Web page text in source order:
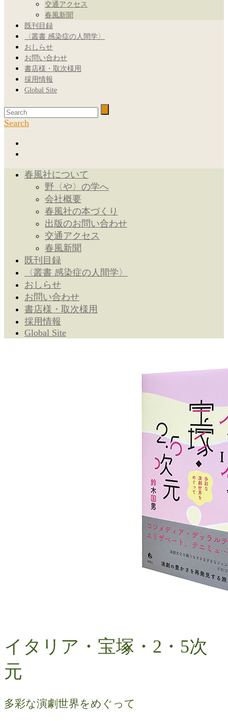
交通アクセス
春風新聞
既刊目録
〈叢書 感染症の人間学〉
おしらせ
お問い合わせ
書店様・取次様用
採用情報
Global Site
Search
春風社について
野〈や〉の学へ
会社概要
春風社の本づくり
出版のお問い合わせ
交通アクセス
春風新聞
既刊目録
〈叢書 感染症の人間学〉
おしらせ
お問い合わせ
書店様・取次様用
採用情報
Global Site
イタリア・宝塚・2・5次
元
多彩な演劇世界をめぐって